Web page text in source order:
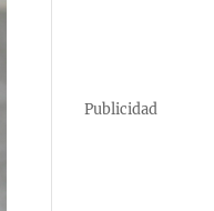
Publicidad